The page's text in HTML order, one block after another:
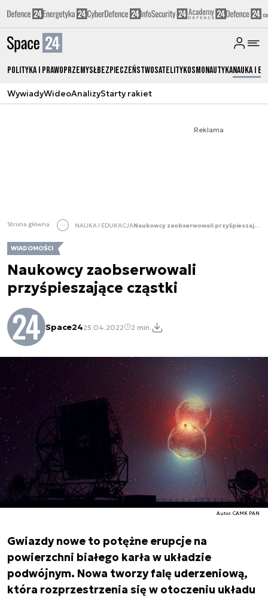
Polityka i prawoPrzemysłBezpieczeństwoSatelityKosmonautykaNauka i
WywiadyWideoAnalizyStarty rakiet
Reklama
Strona główna NAUKA I EDUKACJA Naukowcy zaobserwowali przyśpieszające cząstki
WIADOMOŚCI
Naukowcy zaobserwowali
przyśpieszające cząstki
Space2425.04.2022 2 min.
Autor. CAMK PAN
Gwiazdy nowe to potężne erupcje na
powierzchni białego karła w układzie
podwójnym. Nowa tworzy falę uderzeniową,
która rozprzestrzenia się w otoczeniu układu